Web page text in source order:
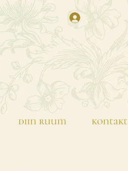
diin ruum kontakt